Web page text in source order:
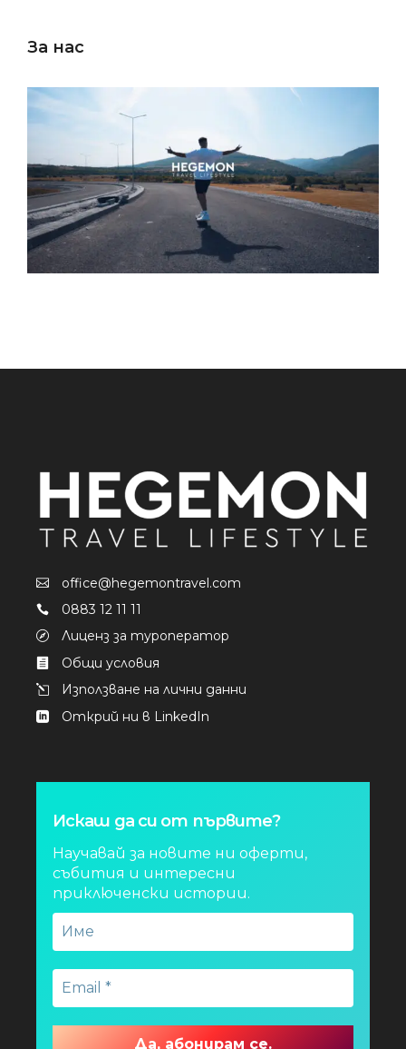
За нас
office@hegemontravel.com
0883 12 11 11
Лиценз за туроператор
Общи условия
Използване на лични данни
Открий ни в LinkedIn
Искаш да си от първите?
Научавай за новите ни оферти,
събития и интересни
приключенски истории.